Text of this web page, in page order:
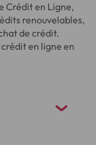
Crédit en Ligne,
renouvelables,
de crédit.
en ligne en